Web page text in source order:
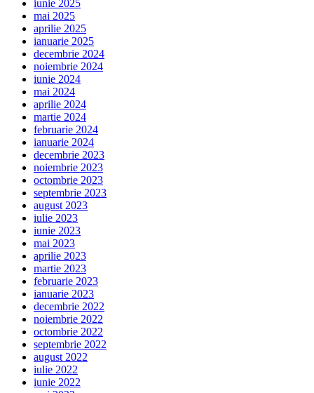
iunie 2025
mai 2025
aprilie 2025
ianuarie 2025
decembrie 2024
noiembrie 2024
iunie 2024
mai 2024
aprilie 2024
martie 2024
februarie 2024
ianuarie 2024
decembrie 2023
noiembrie 2023
octombrie 2023
septembrie 2023
august 2023
iulie 2023
iunie 2023
mai 2023
aprilie 2023
martie 2023
februarie 2023
ianuarie 2023
decembrie 2022
noiembrie 2022
octombrie 2022
septembrie 2022
august 2022
iulie 2022
iunie 2022